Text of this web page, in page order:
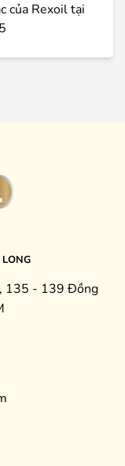
của Rexoil tại
135 - 139 Đồng